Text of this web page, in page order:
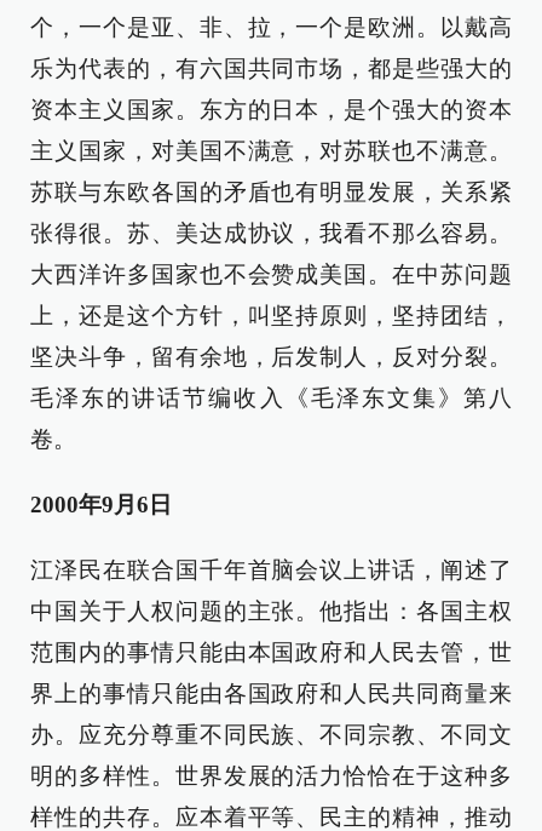
个，一个是亚、非、拉，一个是欧洲。以戴高
乐为代表的，有六国共同市场，都是些强大的
资本主义国家。东方的日本，是个强大的资本
主义国家，对美国不满意，对苏联也不满意。
苏联与东欧各国的矛盾也有明显发展，关系紧
张得很。苏、美达成协议，我看不那么容易。
大西洋许多国家也不会赞成美国。在中苏问题
上，还是这个方针，叫坚持原则，坚持团结，
坚决斗争，留有余地，后发制人，反对分裂。
毛泽东的讲话节编收入《毛泽东文集》第八
卷。
2000年9月6日
江泽民在联合国千年首脑会议上讲话，阐述了
中国关于人权问题的主张。他指出：各国主权
范围内的事情只能由本国政府和人民去管，世
界上的事情只能由各国政府和人民共同商量来
办。应充分尊重不同民族、不同宗教、不同文
明的多样性。世界发展的活力恰恰在于这种多
样性的共存。应本着平等、民主的精神，推动